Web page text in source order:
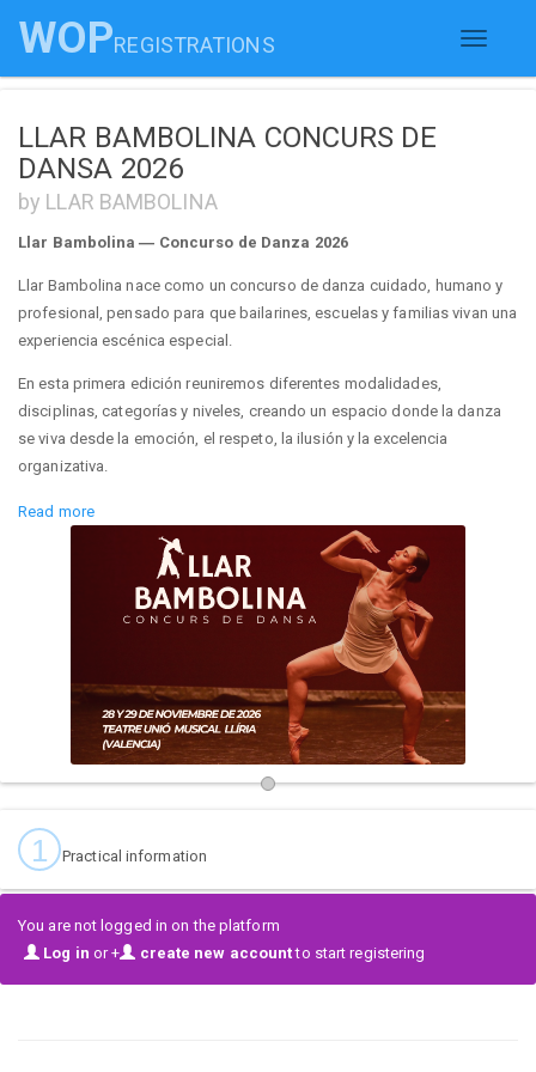
Toggle
WOPREGISTRATIONS
LLAR BAMBOLINA CONCURS DE
DANSA 2026
by LLAR BAMBOLINA
Llar Bambolina — Concurso de Danza 2026
Llar Bambolina nace como un concurso de danza cuidado, humano y
profesional, pensado para que bailarines, escuelas y familias vivan una
experiencia escénica especial.
En esta primera edición reuniremos diferentes modalidades,
disciplinas, categorías y niveles, creando un espacio donde la danza
se viva desde la emoción, el respeto, la ilusión y la excelencia
organizativa.
El evento se celebrará los días
Comunidad Valenciana
https://llarbambolina.com/
Read more
1 Practical information
You are not logged in on the platform
Log in or + create new accountto start registering